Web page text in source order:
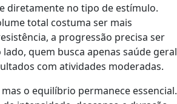
diretamente no tipo de estímulo.
total costuma ser mais
a progressão precisa ser
quem busca apenas saúde geral
com atividades moderadas.
o equilíbrio permanece essencial.